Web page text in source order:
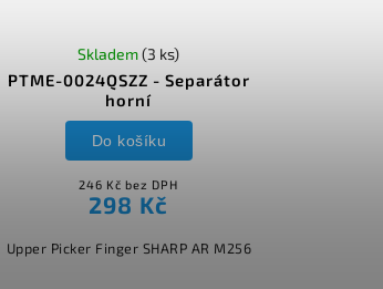
PTME-0024QSZZ - Separátor
horní
Skladem(3 ks)
246 Kč bez DPH
298 Kč
Do košíku
Upper Picker Finger SHARP AR M256